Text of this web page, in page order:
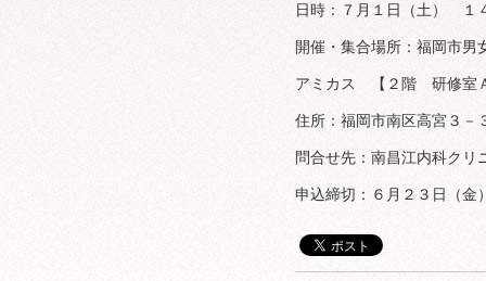
日時：７月１日（土） １
開催・集合場所：福岡市男
アミカス 【２階 研修室
住所：福岡市南区高宮３
問合せ先：南昌江内科クリ
申込締切：６月２３日（金